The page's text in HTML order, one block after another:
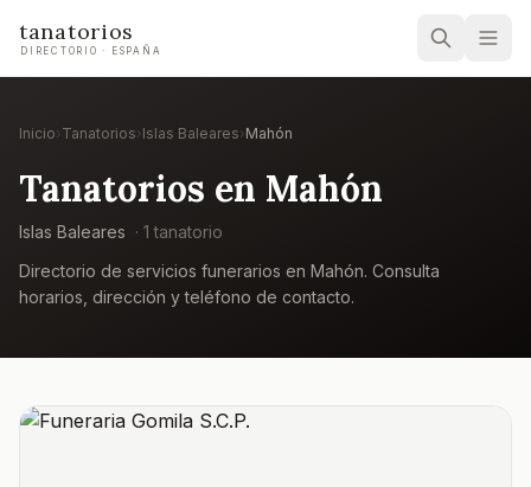
tanatorios
DIRECTORIO · ESPAÑA
Inicio› Tanatorios› Islas Baleares› Mahón
Tanatorios en Mahón
Islas Baleares · 1 tanatorio
Directorio de servicios funerarios en Mahón. Consulta
horarios, dirección y teléfono de contacto.